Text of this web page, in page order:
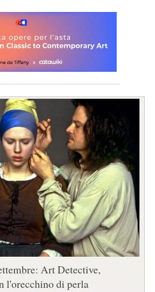
Art Detective,
l'orecchino di perla